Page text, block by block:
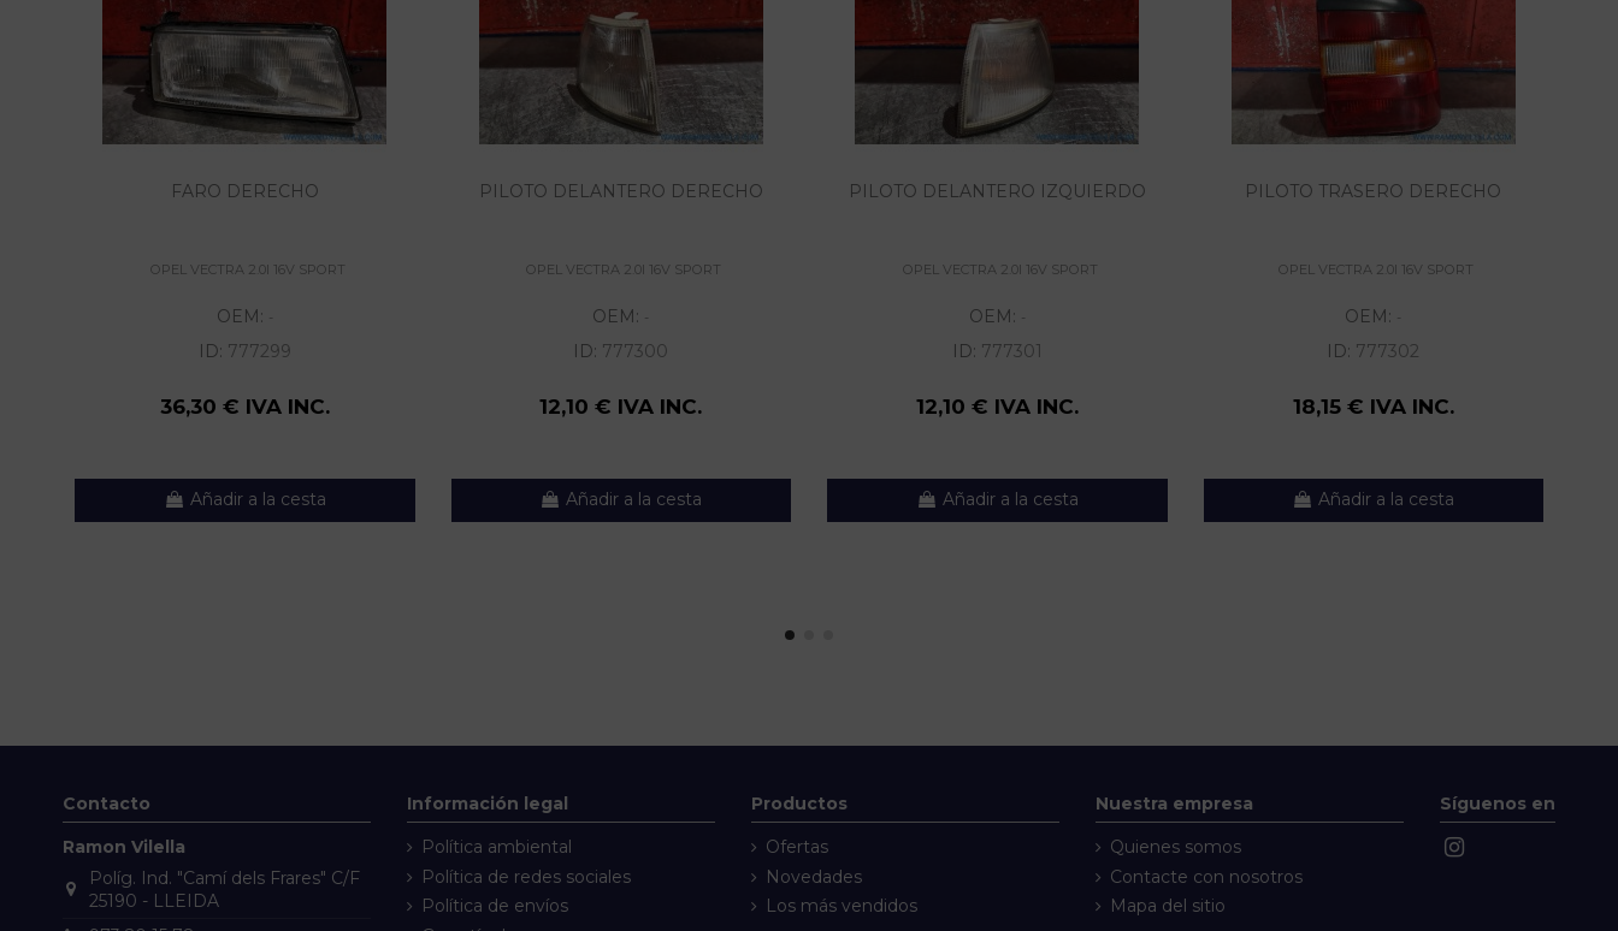
FARO DERECHO
OPEL VECTRA 2.0I 16V SPORT
OEM: -
ID: 777299
36,30 € IVA INC.
Añadir a la cesta
PILOTO DELANTERO DERECHO
OPEL VECTRA 2.0I 16V SPORT
OEM: -
ID: 777300
12,10 € IVA INC.
Añadir a la cesta
PILOTO DELANTERO IZQUIERDO
OPEL VECTRA 2.0I 16V SPORT
OEM: -
ID: 777301
12,10 € IVA INC.
Añadir a la cesta
PILOTO TRASERO DERECHO
OPEL VECTRA 2.0I 16V SPORT
OEM: -
ID: 777302
18,15 € IVA INC.
Añadir a la cesta
Contacto
Ramon Vilella
Políg. Ind. "Camí dels Frares" C/F
25190 - LLEIDA
Información legal
Política ambiental
Política de redes sociales
Política de envíos
Productos
Ofertas
Novedades
Los más vendidos
Nuestra empresa
Quienes somos
Contacte con nosotros
Mapa del sitio
Síguenos en